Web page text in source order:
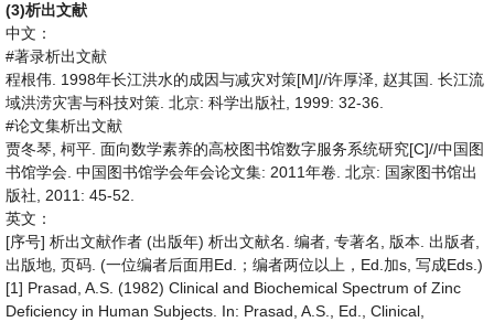
(3)析出文献
中文：
#著录析出文献
程根伟 . 1998年长江洪水的成因与减灾对策[M]//许厚泽 赵其国
长江流
域洪涝灾害与科技对策 北京: 科学出版社 , 1999: 32-36.
#论文集析出文献
贾冬琴 柯平 面向数学素养的高校图书馆数字服务系统研究[C]//中国图
书馆学会 中国图书馆学会年会论文集: 2011 年卷 北京: 国家图书馆出
版社 , 2011: 45-52.
英文：
[序号] 析出文献作者 (出版年) 析出文献名 编者 专著名 版本 出版者
出版地 页码 . (一位编者后面用 Ed. ；编者两位以上， Ed. 加s, 写成Eds.)
[1] Prasad, A.S. (1982) Clinical and Biochemical Spectrum of Zinc
Deficiency in Human Subjects. In: Prasad, A.S., Ed., Clinical,